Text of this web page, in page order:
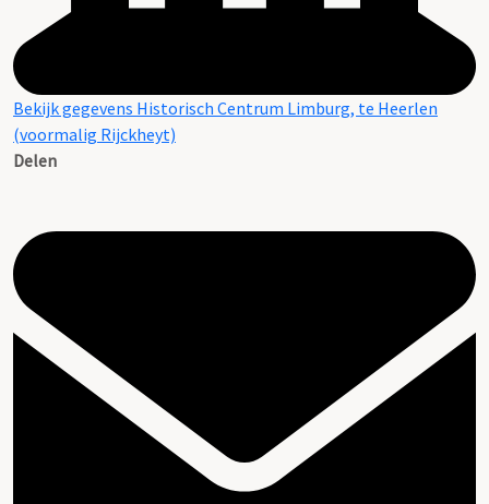
Bekijk gegevens Historisch Centrum Limburg, te Heerlen
(voormalig Rijckheyt)
Delen